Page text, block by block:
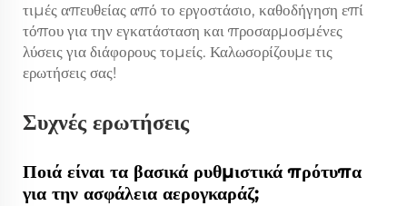
τιμές απευθείας από το εργοστάσιο, καθοδήγηση επί
τόπου για την εγκατάσταση και προσαρμοσμένες
λύσεις για διάφορους τομείς. Καλωσορίζουμε τις
ερωτήσεις σας!
Συχνές ερωτήσεις
Ποιά είναι τα βασικά ρυθμιστικά πρότυπα
για την ασφάλεια αερογκαράζ;